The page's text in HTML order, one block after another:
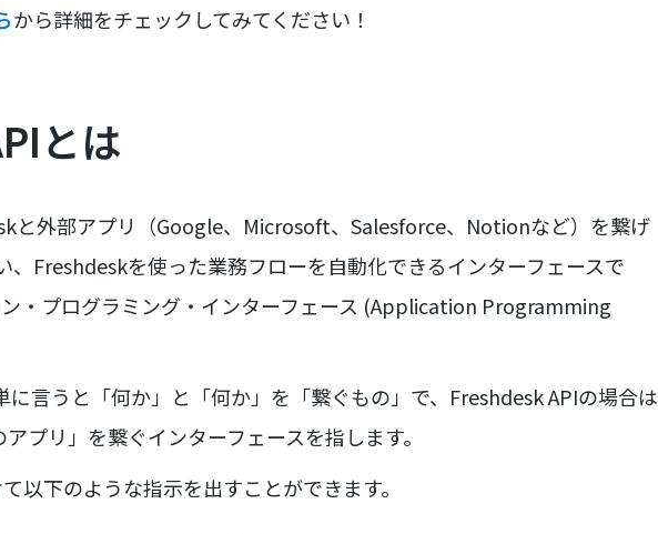
から詳細をチェックしてみてください！
とは
と外部アプリ（Google、Microsoft、Salesforce、Notionなど）を繋げ
、Freshdeskを使った業務フローを自動化できるインターフェースで
・プログラミング・インターフェース (Application Programming
に言うと「何か」と「何か」を「繋ぐもの」で、Freshdesk APIの場合は
プリ」を繋ぐインターフェースを指します。
以下のような指示を出すことができます。